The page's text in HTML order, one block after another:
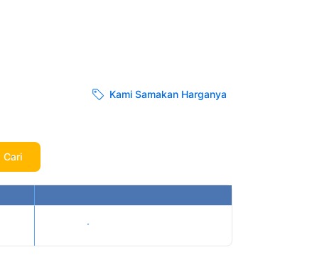
Kami Samakan Harganya
Cari
Tampilkan harga